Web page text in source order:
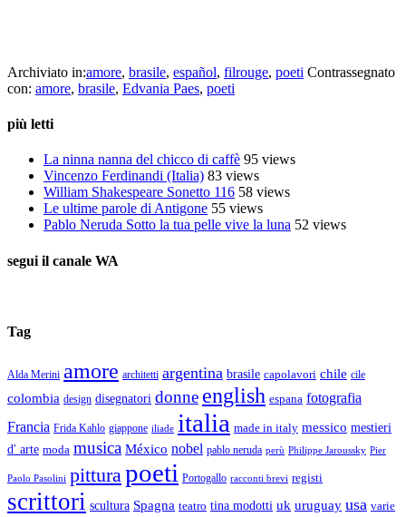
Archiviato in:amore, brasile, español, filrouge, poeti Contrassegnato
con: amore, brasile, Edvania Paes, poeti
più letti
La ninna nanna del chicco di caffè 95 views
Vincenzo Ferdinandi (Italia) 83 views
William Shakespeare Sonetto 116 58 views
Le ultime parole di Antigone 55 views
Pablo Neruda Sotto la tua pelle vive la luna 52 views
segui il canale WA
Tag
Alda Merini amore architetti argentina brasile capolavori chile cile
colombia design disegnatori donne english espana fotografia
Francia Frida Kahlo giappone iliade italia made in italy messico mestieri
d' arte moda musica México nobel pablo neruda perù Philippe Jaroussky Pier
Paolo Pasolini pitturapoeti Portogallo racconti brevi registi
scrittori scultura Spagna teatro tina modotti uk uruguay usa varie